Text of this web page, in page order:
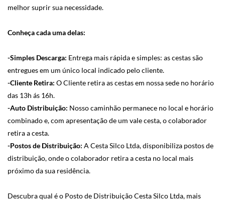
melhor suprir sua necessidade.
Conheça cada uma delas:
-Simples Descarga: Entrega mais rápida e simples: as cestas são
entregues em um único local indicado pelo cliente.
-Cliente Retira: O Cliente retira as cestas em nossa sede no horário
das 13h ás 16h.
-Auto Distribuição: Nosso caminhão permanece no local e horário
combinado e, com apresentação de um vale cesta, o colaborador
retira a cesta.
-Postos de Distribuição: A Cesta Silco Ltda, disponibiliza postos de
distribuição, onde o colaborador retira a cesta no local mais
próximo da sua residência.
Descubra qual é o Posto de Distribuição Cesta Silco Ltda, mais